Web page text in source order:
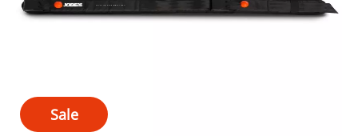
Sale